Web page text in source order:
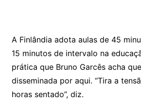
A Finlândia adota aulas de 45
15 minutos de intervalo na
prática que Bruno Garcês acha
disseminada por aqui. “Tira a
horas sentado”, diz.